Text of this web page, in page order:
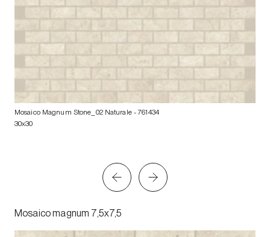
Mosaico Magnum Stone_02 Naturale- 761434
30x30
Mosaico magnum 7,5x7,5